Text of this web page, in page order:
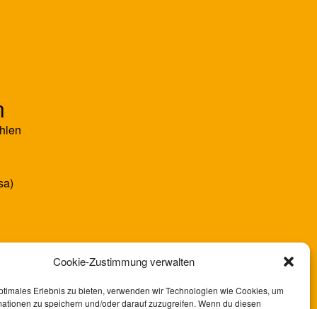
Cookie-Zustimmung verwalten
Erlebnis zu bieten, verwenden wir Technologien wie Cookies, um
zu speichern und/oder darauf zuzugreifen. Wenn du diesen